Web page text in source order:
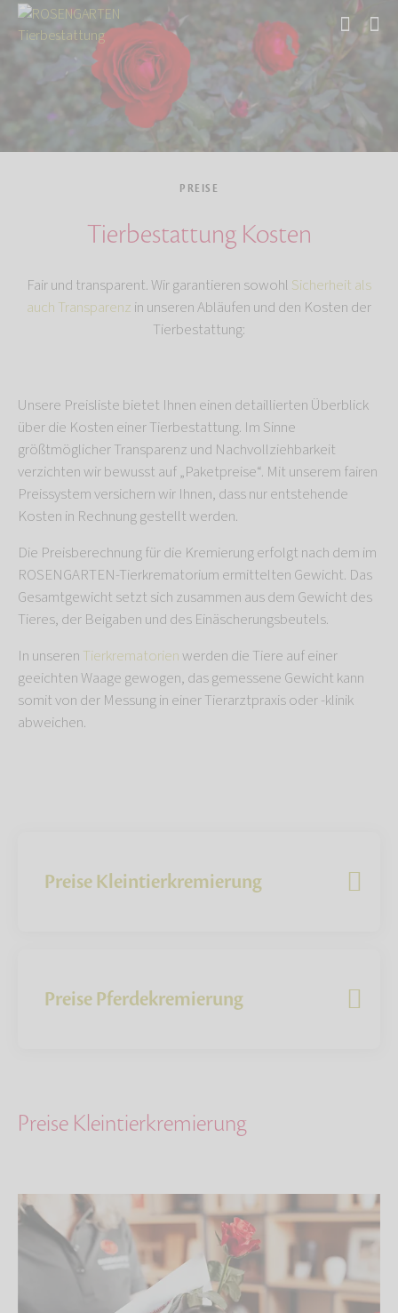
PREISE
Tierbestattung Kosten
Fair und transparent. Wir garantieren sowohl Sicherheit als
auch Transparenz in unseren Abläufen und den Kosten der
Tierbestattung:
Unsere Preisliste bietet Ihnen einen detaillierten Überblick
über die Kosten einer Tierbestattung. Im Sinne
größtmöglicher Transparenz und Nachvollziehbarkeit
verzichten wir bewusst auf „Paketpreise“. Mit unserem fairen
Preissystem versichern wir Ihnen, dass nur entstehende
Kosten in Rechnung gestellt werden.
Die Preisberechnung für die Kremierung erfolgt nach dem im
ROSENGARTEN-Tierkrematorium ermittelten Gewicht. Das
Gesamtgewicht setzt sich zusammen aus dem Gewicht des
Tieres, der Beigaben und des Einäscherungsbeutels.
In unseren Tierkrematorienwerden die Tiere auf einer
geeichten Waage gewogen, das gemessene Gewicht kann
somit von der Messung in einer Tierarztpraxis oder -klinik
abweichen.
Preise Kleintierkremierung
Preise Pferdekremierung
Preise Kleintierkremierung